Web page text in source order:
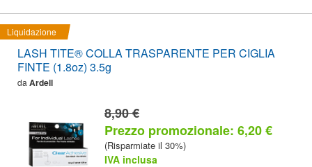
Liquidazione
LASH TITE® COLLA TRASPARENTE PER CIGLIA
FINTE (1.8oz) 3.5g
da Ardell
8,90 €
Prezzo promozionale: 6,20 €
(Risparmiate il 30%)
IVA inclusa